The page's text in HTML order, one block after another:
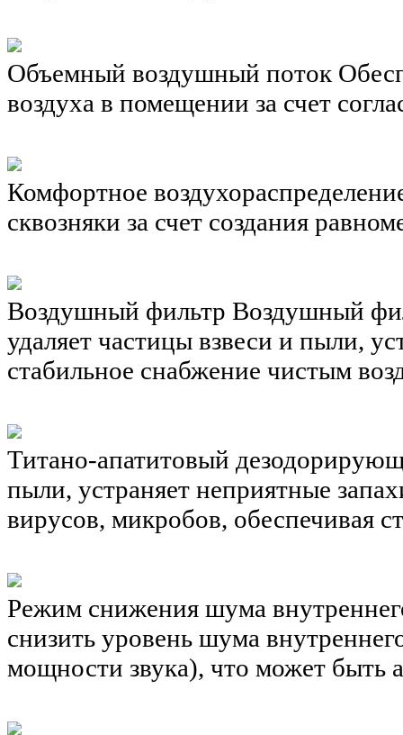
Объемный воздушный поток
воздуха в помещении за счет
Комфортное
сквозняки за счет создания
Воздушный фильтр Воздушный
удаляет частицы взвеси и пыли,
стабильное снабжение чистым
Титано-апатитовый
пыли, устраняет неприятные
вирусов, микробов, обеспечивая
Режим снижения шума
снизить уровень шума
мощности звука), что может быть